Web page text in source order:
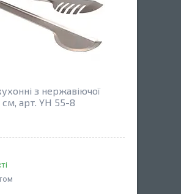
з нержавіючої
см, арт. YH 55-8